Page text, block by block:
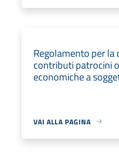
Regolamento per la
contributi patrocini
economiche a
VAI ALLA PAGINA